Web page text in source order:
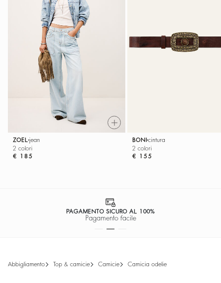
ZOEL jean
2 colori
€ 185
BONIcintura
2 colori
€ 155
PAGAMENTO SICURO AL 100%
Pagamento facile
abbigliamento top & camicie camicie camicia odelie